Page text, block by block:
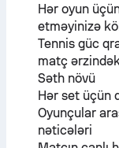
Hər oyun
etməyinizə
Tennis güc
matç
Səth növü
Hər set üçün
Oyunçular
nəticələri